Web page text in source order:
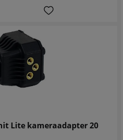
Lite kameraadapter 20